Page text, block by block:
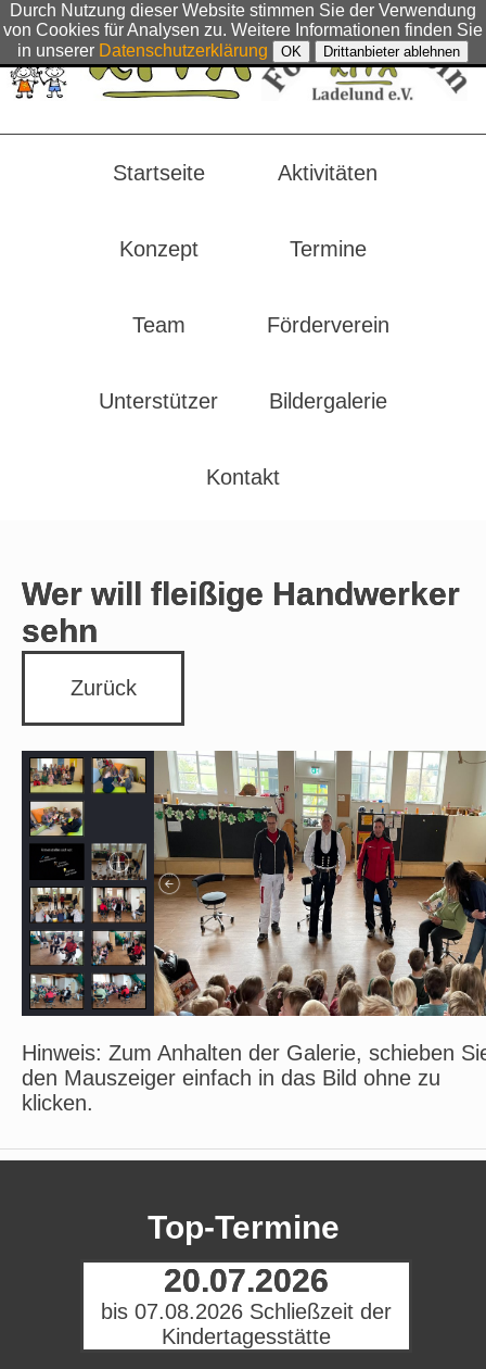
Durch Nutzung dieser Website stimmen Sie der Verwendung
von Cookies für Analysen zu. Weitere Informationen finden Sie
in unserer Datenschutzerklärung OK Drittanbieter ablehnen
Startseite Aktivitäten
Konzept Termine
Team Förderverein
Unterstützer Bildergalerie
Kontakt
Wer will fleißige Handwerker
sehn
Zurück
Hinweis: Zum Anhalten der Galerie, schieben
den Mauszeiger einfach in das Bild ohne zu
klicken.
Top-Termine
20.07.2026
bis 07.08.2026 Schließzeit der
Kindertagesstätte